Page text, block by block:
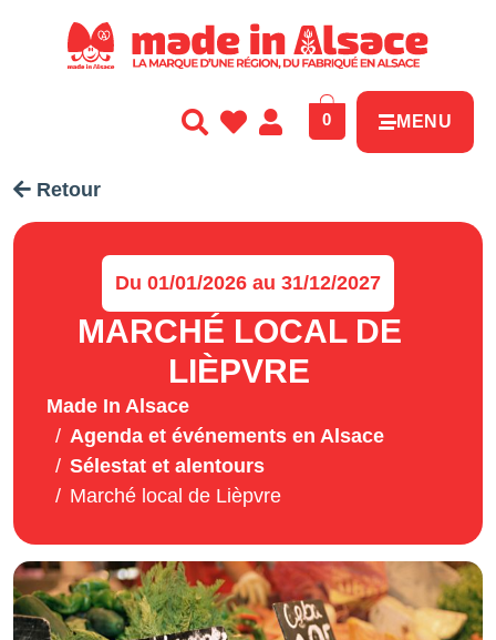
0 MENU
Retour
Du 01/01/2026 au 31/12/2027
MARCHÉ LOCAL DE
LIÈPVRE
Made In Alsace
Agenda et événements en Alsace
Sélestat et alentours
Marché local de Lièpvre